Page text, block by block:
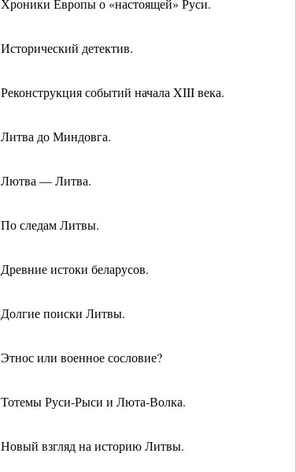
Хроники Европы о «настоящей» Руси.
Исторический детектив.
Реконструкция событий начала XIII века.
Литва до Миндовга.
Лютва — Литва.
По следам Литвы.
Древние истоки беларусов.
Долгие поиски Литвы.
Этнос или военное сословие?
Тотемы Руси-Рыси и Люта-Волка.
Новый взгляд на историю Литвы.